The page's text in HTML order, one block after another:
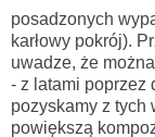
posadzonych
karłowy pokrój).
uwadze, że
- z latami poprzez
pozyskamy z tych
powiększą